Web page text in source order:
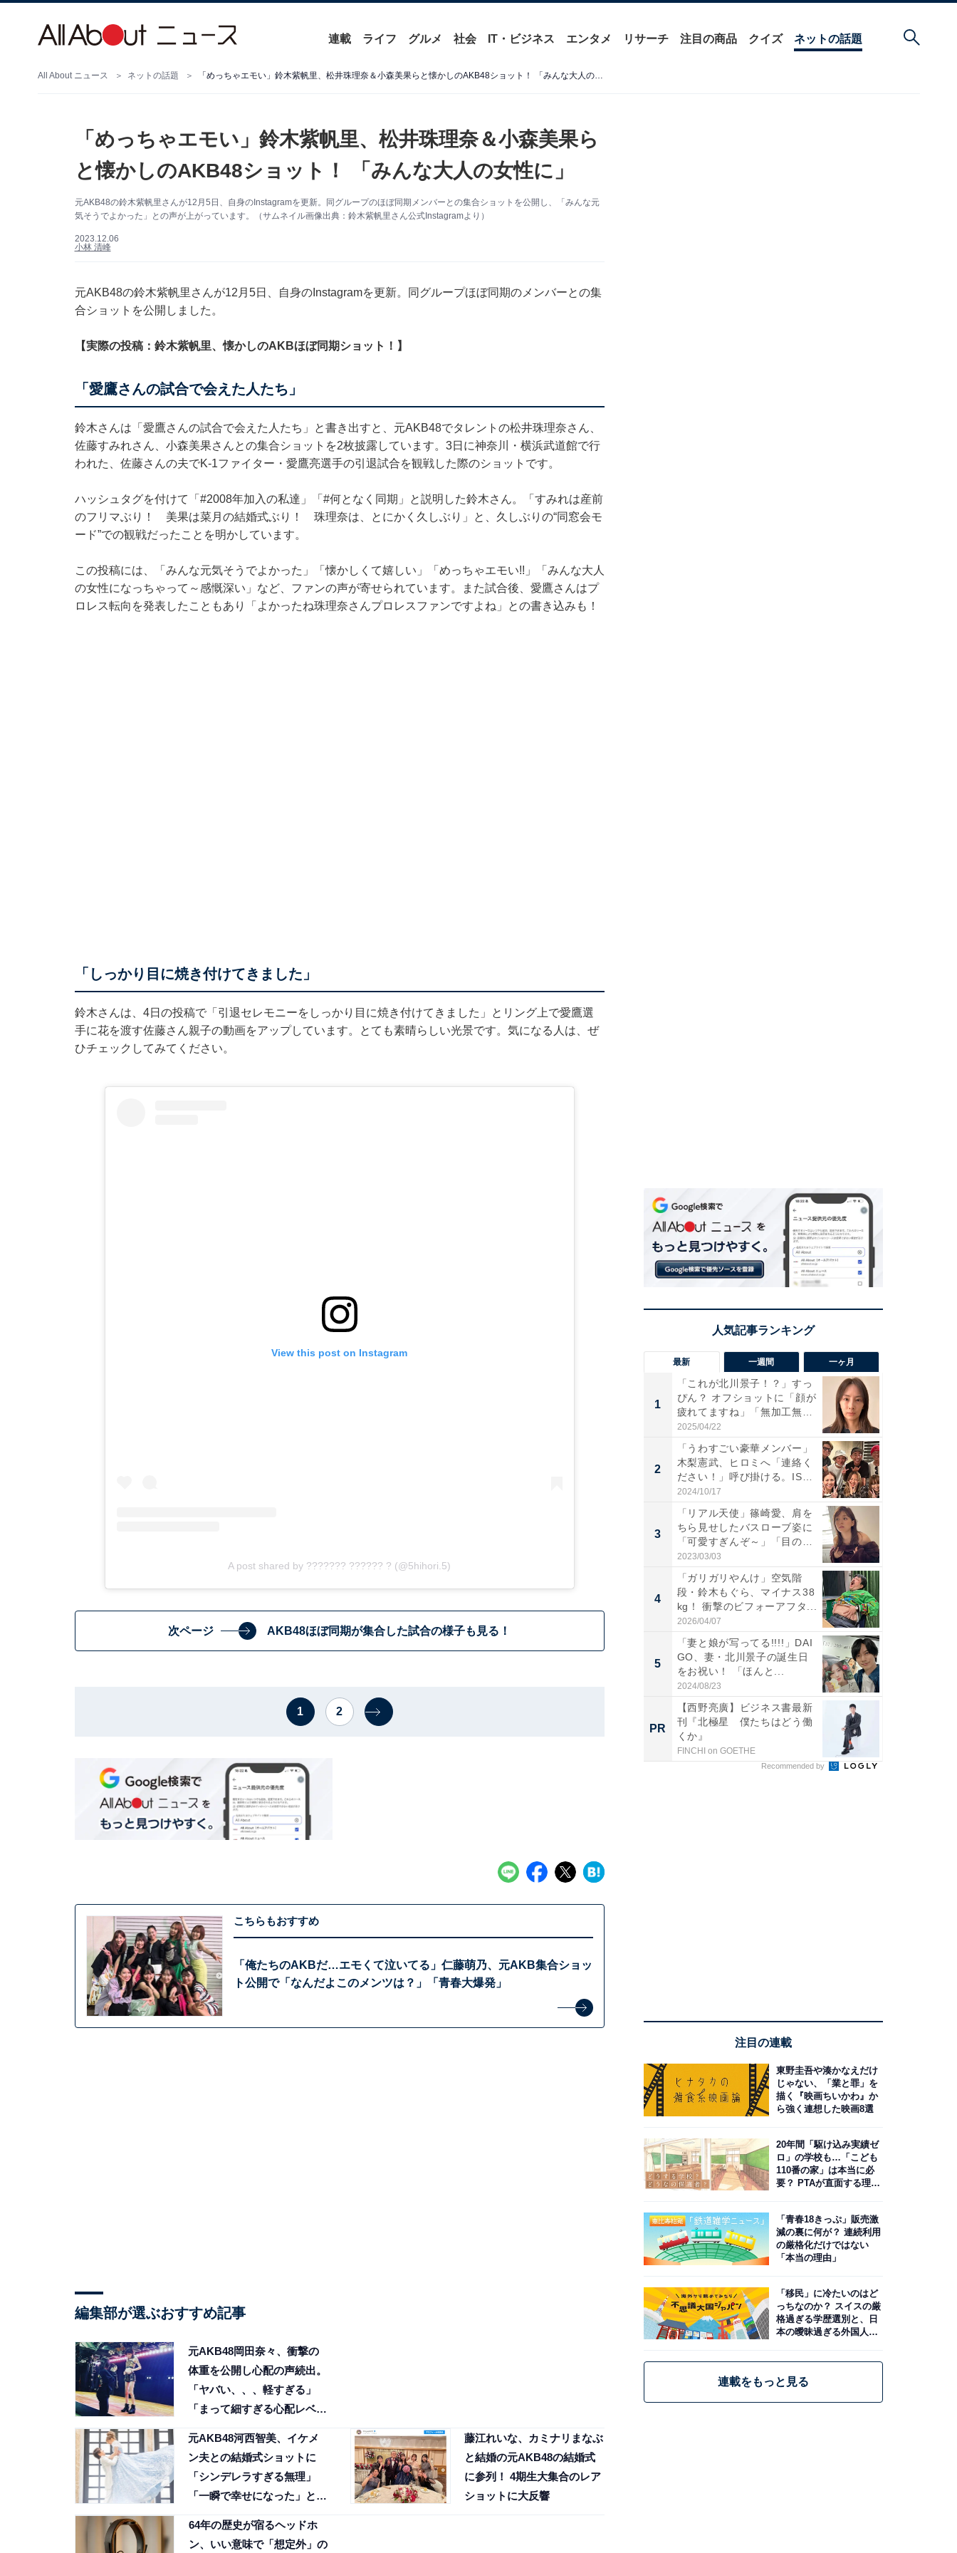
連載 ライフ グルメ 社会 IT・ビジネス エンタメ リサーチ 注目の商品 クイズ ネットの話題
All About ニュース ネットの話題 「めっちゃエモい」鈴木紫帆里、松井珠理奈＆小森美果らと懐かしのAKB48ショット！ 「みんな大人の女性に」
「めっちゃエモい」鈴木紫帆里、松井珠理奈＆小森美果ら
と懐かしのAKB48ショット！ 「みんな大人の女性に」
元AKB48の鈴木紫帆里さんが12月5日、自身のInstagramを更新。同グループのほぼ同期メンバーとの集合ショットを公開し、「みんな元
気そうでよかった」との声が上がっています。（サムネイル画像出典：鈴木紫帆里さん公式Instagramより）
2023.12.06
小林 清峰
元AKB48の鈴木紫帆里さんが12月5日、自身のInstagramを更新。同グループほぼ同期のメンバーとの集
合ショットを公開しました。
【実際の投稿：鈴木紫帆里、懐かしのAKBほぼ同期ショット！】
「愛鷹さんの試合で会えた人たち」
鈴木さんは「愛鷹さんの試合で会えた人たち」と書き出すと、元AKB48でタレントの松井珠理奈さん、
佐藤すみれさん、小森美果さんとの集合ショットを2枚披露しています。3日に神奈川・横浜武道館で行
われた、佐藤さんの夫でK-1ファイター・愛鷹亮選手の引退試合を観戦した際のショットです。
ハッシュタグを付けて「#2008年加入の私達」「#何となく同期」と説明した鈴木さん。「すみれは産前
のフリマぶり！ 美果は菜月の結婚式ぶり！ 珠理奈は、とにかく久しぶり」と、久しぶりの“同窓会モ
ード”での観戦だったことを明かしています。
この投稿には、「みんな元気そうでよかった」「懐かしくて嬉しい」「めっちゃエモい!!」「みんな大人
の女性になっちゃって～感慨深い」など、ファンの声が寄せられています。また試合後、愛鷹さんはプ
ロレス転向を発表したこともあり「よかったね珠理奈さんプロレスファンですよね」との書き込みも！
「しっかり目に焼き付けてきました」
鈴木さんは、4日の投稿で「引退セレモニーをしっかり目に焼き付けてきました」とリング上で愛鷹選
手に花を渡す佐藤さん親子の動画をアップしています。とても素晴らしい光景です。気になる人は、ぜ
ひチェックしてみてください。
View this post on Instagram
A post shared by ??????? ?????? ? (@5hihori.5)
次ページ AKB48ほぼ同期が集合した試合の様子も見る！
1 2
こちらもおすすめ
「俺たちのAKBだ…エモくて泣いてる」仁藤萌乃、元AKB集合ショッ
ト公開で「なんだよこのメンツは？」「青春大爆発」
編集部が選ぶおすすめ記事
元AKB48岡田奈々、衝撃の
体重を公開し心配の声続出。
「ヤバい、、、軽すぎる」
「まって細すぎる心配レベル
元AKB48河西智美、イケメ
ン夫との結婚式ショットに
「シンデレラすぎる無理」
「一瞬で幸せになった」と反
藤江れいな、カミナリまなぶ
と結婚の元AKB48の結婚式
に参列！ 4期生大集合のレア
ショットに大反響
64年の歴史が宿るヘッドホ
ン、いい意味で「想定外」の
最新 一週間 一ヶ月
1
「これが北川景子！？」すっ
ぴん？ オフショットに「顔が
疲れてますね」「無加工無
表...
2025/04/22
2
「うわすごい豪華メンバー」
木梨憲武、ヒロミへ「連絡く
ださい！」呼び掛ける。IS
S...
2024/10/17
3
「リアル天使」篠崎愛、肩を
ちら見せしたバスローブ姿に
「可愛すぎんぞ～」「目の表
情...
2023/03/03
4
「ガリガリやんけ」空気階
段・鈴木もぐら、マイナス38
kg！ 衝撃のビフォーアフタ...
2026/04/07
5
「妻と娘が写ってる!!!!」DAI
GO、妻・北川景子の誕生日
をお祝い！ 「ほんと...
2024/08/23
PR
【西野亮廣】ビジネス書最新
刊『北極星 僕たちはどう働
くか』
FINCHI on GOETHE
Recommended by
注目の連載
東野圭吾や湊かなえだけ
じゃない、「業と罪」を
描く『映画ちいかわ』か
ら強く連想した映画8選
20年間「駆け込み実績ゼ
ロ」の学校も…「こども
110番の家」は本当に必
要？ PTAが直面する理想
「青春18きっぷ」販売激
減の裏に何が？ 連続利用
の厳格化だけではない
「本当の理由」
「移民」に冷たいのはど
っちなのか？ スイスの厳
格過ぎる学歴選別と、日
本の曖昧過ぎる外国人政
連載をもっと見る